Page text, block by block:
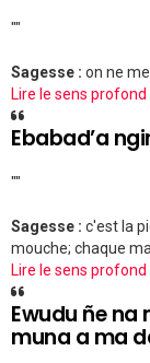
""
Sagesse : on ne
Lire le sens
Ebabad’a
""
Sagesse : c'est la
mouche; chaque
Lire le sens
Ewudu ñe
muna a ma